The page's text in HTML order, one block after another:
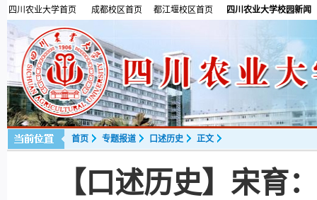
四川农业大学首页 成都校区首页 都江堰校区首页 四川农业大学校园新闻
首页 专题报道 口述历史 正文
【口述历史】宋育